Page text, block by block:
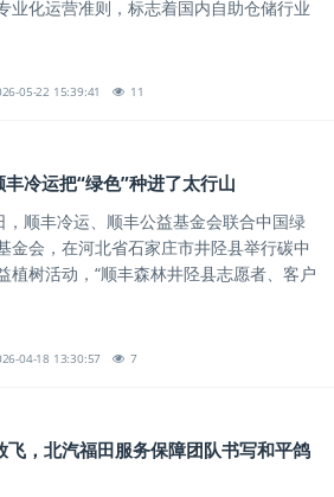
业化运营准则，标志着国内自助仓储行业
05-22 15:39:41 11
冷运把“绿色”种进了太行山
，顺丰冷运、顺丰公益基金会联合中国绿
金会，在河北省石家庄市井陉县举行碳中
植树活动，“顺丰森林井陉县志愿者、客户
04-18 13:30:57 7
飞，北汽福田服务保障团队书写和平鸽